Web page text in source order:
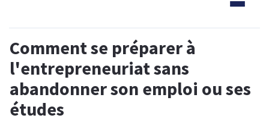
Comment se préparer à
l'entrepreneuriat sans
abandonner son emploi ou ses
études